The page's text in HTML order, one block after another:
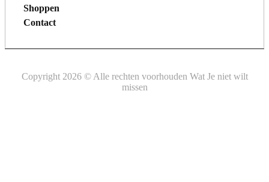
Shoppen
Contact
Copyright 2026 © Alle rechten voorhouden Wat Je niet wilt
missen